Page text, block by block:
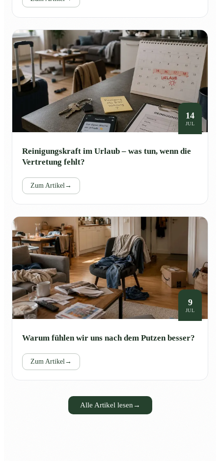
14
JUL
Reinigungskraft im Urlaub – was tun, wenn die
Vertretung fehlt?
Zum Artikel→
9
JUL
Warum fühlen wir uns nach dem Putzen besser?
Zum Artikel→
Alle Artikel lesen →